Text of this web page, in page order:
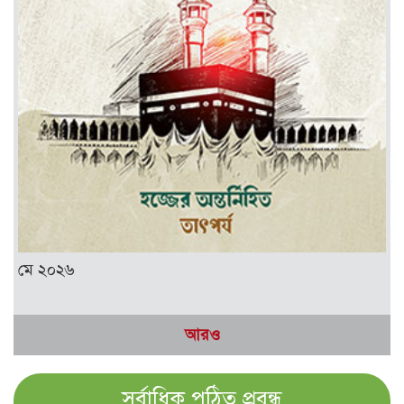
মে ২০২৬
আরও
সর্বাধিক পঠিত প্রবন্ধ